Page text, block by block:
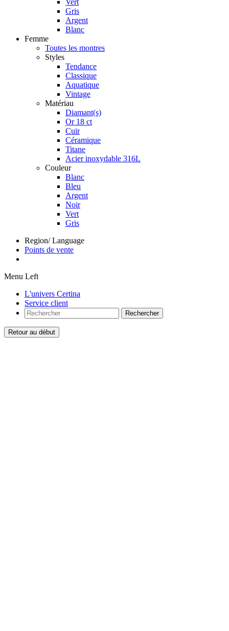
Gris
Argent
Blanc
Femme
Toutes les montres
Styles
Tendance
Classique
Aquatique
Vintage
Matériau
Diamant(s)
Or 18 ct
Cuir
Céramique
Titane
Acier inoxydable 316L
Couleur
Blanc
Bleu
Argent
Noir
Vert
Gris
Region/ Language
Points de vente
Menu Left
L'univers Certina
Service client
Rechercher
Retour au début